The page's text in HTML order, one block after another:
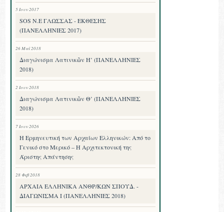
5 Ιουν 2017
SOS Ν.Ε ΓΛΩΣΣΑΣ - ΕΚΘΕΣΗΣ
(ΠΑΝΕΛΛΗΝΙΕΣ 2017)
26 Μαΐ 2018
Διαγώνισμα Λατινικῶν Η’ (ΠΑΝΕΛΛΗΝΙΕΣ
2018)
2 Ιουν 2018
Διαγώνισμα Λατινικῶν Θ’ (ΠΑΝΕΛΛΗΝΙΕΣ
2018)
7 Ιουν 2026
Η Ερμηνευτική των Αρχαίων Ελληνικών: Από το
Γενικό στο Μερικό – Η Αρχιτεκτονική της
Άριστης Απάντησης
28 Φεβ 2018
ΑΡΧΑΙΑ ΕΛΛΗΝΙΚΑ ΑΝΘΡ/ΚΩΝ ΣΠΟΥΔ. -
ΔΙΑΓΩΝΙΣΜΑ I (ΠΑΝΕΛΛΗΝΙΕΣ 2018)